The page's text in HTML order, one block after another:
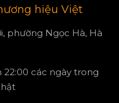
hiệu Việt
phường Ngọc Hà, Hà
22:00 các ngày trong